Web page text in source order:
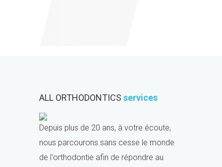
ALL ORTHODONTICS services
Depuis plus de 20 ans, à votre écoute,
nous parcourons sans cesse le monde
de l'orthodontie afin de répondre au